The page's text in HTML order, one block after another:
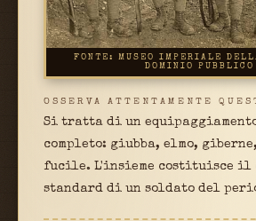
FONTE: MUSEO IMPERIALE
DOMINIO PUBBLICO
OSSERVA ATTENTAMENTE
Si tratta di un
completo: giubba, elmo,
fucile. L'insieme costituisce il
standard di un soldato del